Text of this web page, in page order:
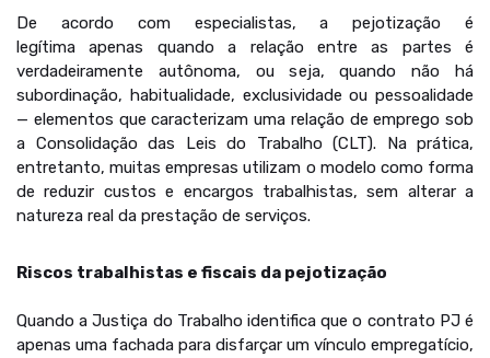
De acordo com especialistas, a pejotização é
legítima apenas quando a relação entre as partes é
verdadeiramente autônoma, ou seja, quando não há
subordinação, habitualidade, exclusividade ou pessoalidade
— elementos que caracterizam uma relação de emprego sob
a Consolidação das Leis do Trabalho (CLT). Na prática,
entretanto, muitas empresas utilizam o modelo como forma
de reduzir custos e encargos trabalhistas, sem alterar a
natureza real da prestação de serviços.
Riscos trabalhistas e fiscais da pejotização
Quando a Justiça do Trabalho identifica que o contrato PJ é
apenas uma fachada para disfarçar um vínculo empregatício,